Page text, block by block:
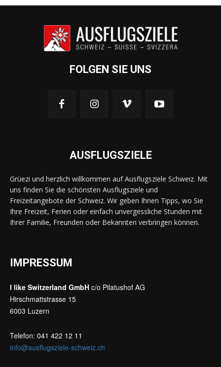
FOLGEN SIE UNS
AUSFLUGSZIELE
Grüezi und herzlich willkommen auf Ausflugsziele Schweiz. Mit
uns finden Sie die schönsten Ausflugsziele und
Freizeitangebote der Schweiz. Wir geben Ihnen Tipps, wo Sie
Ihre Freizeit, Ferien oder einfach unvergessliche Stunden mit
Ihrer Familie, Freunden oder Bekannten verbringen können.
IMPRESSUM
I like Switzerland GmbH c/o Pilatushof AG
Hirschmattstrasse 15
6003 Luzern
Telefon: 041 422 12 11
info@ausflugsziele-schweiz.ch